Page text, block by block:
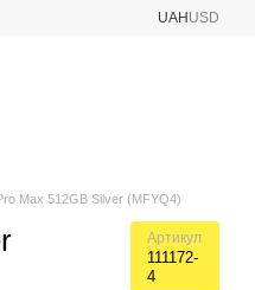
UAH USD
Max 512GB Silver (MFYQ4)
Артикул
111172-
4